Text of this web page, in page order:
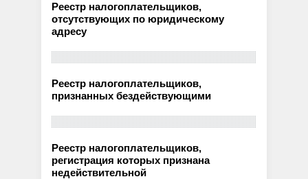
Реестр налогоплательщиков,
отсутствующих по юридическому
адресу
Реестр налогоплательщиков,
признанных бездействующими
Реестр налогоплательщиков,
регистрация которых признана
недействительной